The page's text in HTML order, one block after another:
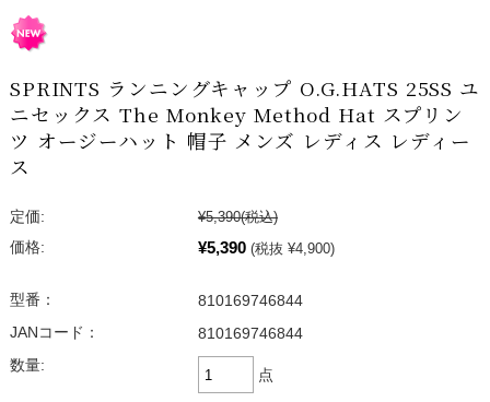
SPRINTS ランニングキャップ O.G.HATS 25SS ユ
ニセックス The Monkey Method Hat スプリン
ツ オージーハット 帽子 メンズ レディス レディー
ス
定価: ¥5,390(税込)
価格:
¥5,390 (税抜 ¥4,900)
型番：
810169746844
JANコード：
810169746844
数量:
点